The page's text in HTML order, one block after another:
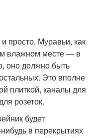
просто. Муравьи, как
влажном месте — в
оно должно быть
Это вполне
плиткой, каналы для
розеток.
будет
в перекрытиях